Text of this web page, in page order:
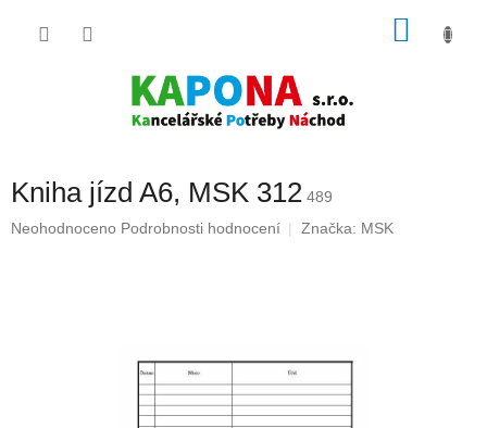
Kniha jízd A6, MSK 312 489
Průměrné
Neohodnoceno Podrobnosti hodnocení Značka: MSK